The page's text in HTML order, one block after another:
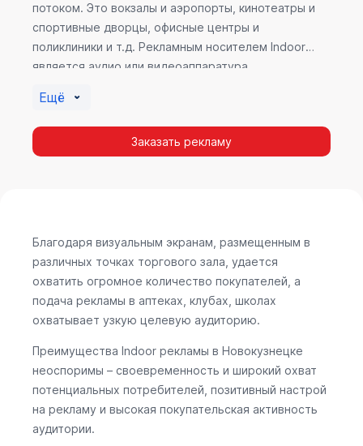
потоком. Это вокзалы и аэропорты, кинотеатры и
спортивные дворцы, офисные центры и
поликлиники и т.д. Рекламным носителем Indoor
является аудио или видеоаппаратура,
эффективность приносит такой вид рекламы в
местах продаж, поскольку воздействие на
покупателя в момент выбора товара наиболее
Indoor рекламы.
Ещё
Заказать рекламу
Благодаря визуальным экранам, размещенным в
различных точках торгового зала, удается
охватить огромное количество покупателей, а
подача рекламы в аптеках, клубах, школах
охватывает узкую целевую аудиторию.
Преимущества Indoor рекламы в Новокузнецке
неоспоримы – своевременность и широкий охват
потенциальных потребителей, позитивный настрой
на рекламу и высокая покупательская активность
аудитории.